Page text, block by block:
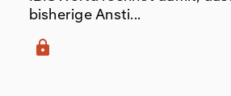
bisherige Ansti...
lock